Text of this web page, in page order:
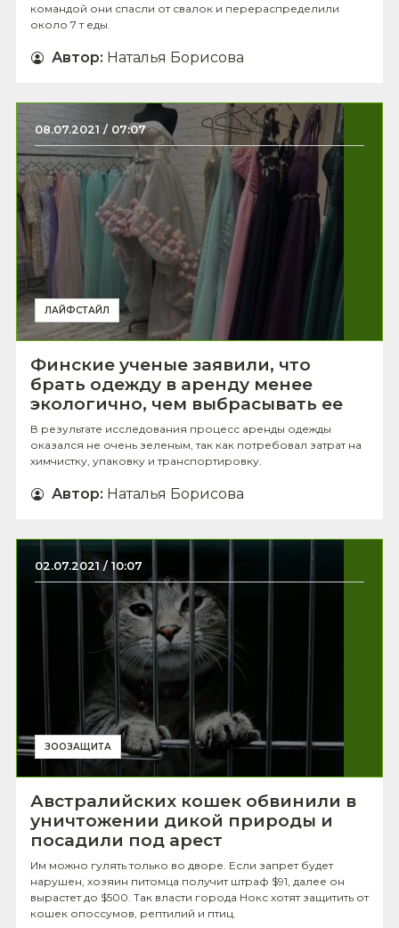
командой они спасли от свалок и перераспределили
около 7 т еды.
Автор: Наталья Борисова
08.07.2021 / 07:07
ЛАЙФСТАЙЛ
Финские ученые заявили, что
брать одежду в аренду менее
экологично, чем выбрасывать ее
В результате исследования процесс аренды одежды
оказался не очень зеленым, так как потребовал затрат на
химчистку, упаковку и транспортировку.
Автор: Наталья Борисова
02.07.2021 / 10:07
ЗООЗАЩИТА
Австралийских кошек обвинили в
уничтожении дикой природы и
посадили под арест
Им можно гулять только во дворе. Если запрет будет
нарушен, хозяин питомца получит штраф $91, далее он
вырастет до $500. Так власти города Нокс хотят защитить от
кошек опоссумов, рептилий и птиц.